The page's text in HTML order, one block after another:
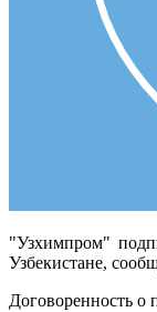
"Узхимпром"
Узбекистане,
Договоренность о